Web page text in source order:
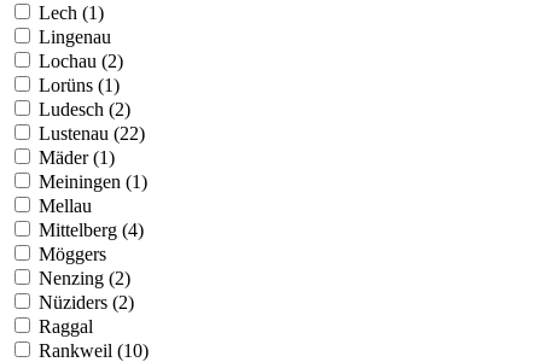
Lech (1)
Lingenau
Lochau (2)
Lorüns (1)
Ludesch (2)
Lustenau (22)
Mäder (1)
Meiningen (1)
Mellau
Mittelberg (4)
Möggers
Nenzing (2)
Nüziders (2)
Raggal
Rankweil (10)